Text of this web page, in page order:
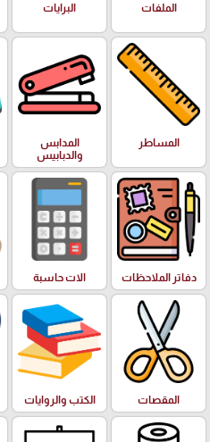
الملفات البرايات
المساطر
المدابس
والدبابيس
دفاتر الملاحظات الات حاسبة
المقصات الكتب والروايات